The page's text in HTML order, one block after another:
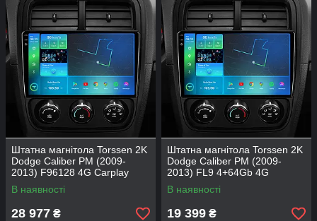
Штатна магнітола Torssen 2K
Dodge Caliber PM (2009-
2013) F96128 4G Carplay
DSP
В наявності
28 977 ₴
Штатна магнітола Torssen 2K
Dodge Caliber PM (2009-
2013) FL9 4+64Gb 4G
Carplay DSP
В наявності
19 399 ₴